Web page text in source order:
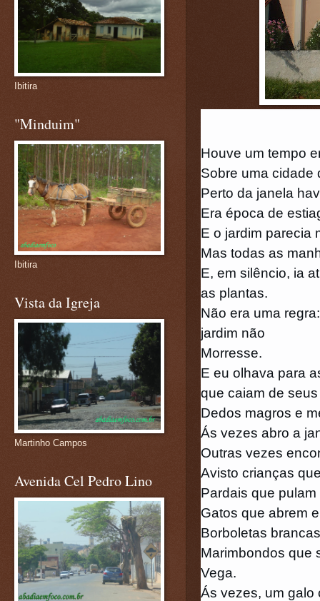
Houve um tempo
Sobre uma cidade
Perto da janela
Era época de
E o jardim parecia
Mas todas as
E, em silêncio, ia
as plantas.
Não era uma
jardim não
Morresse.
E eu olhava para
que caiam de seus
Dedos magros e
Ás vezes abro a
Outras vezes
Avisto crianças
Pardais que
Gatos que abrem
Borboletas
Marimbondos que
Vega.
Ás vezes, um galo
Ibitira
"Minduim"
Ibitira
Vista da Igreja
Martinho Campos
Avenida Cel Pedro Lino